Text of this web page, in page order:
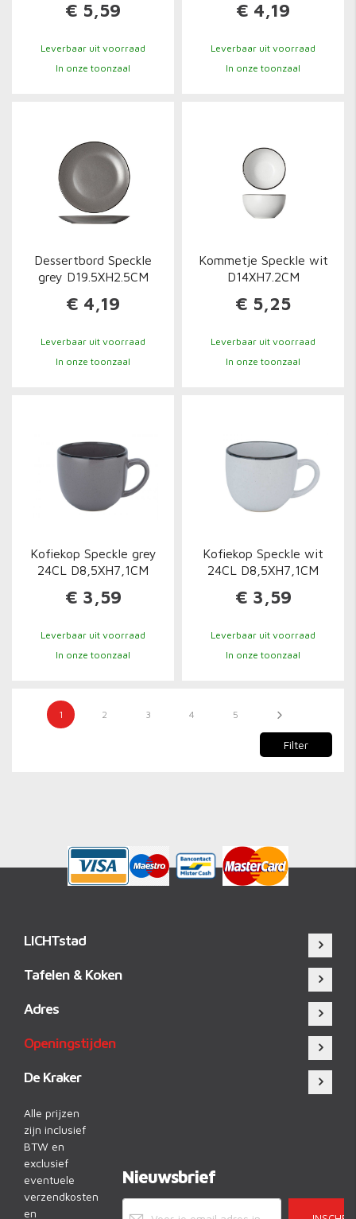
€ 5,59
Leverbaar uit voorraad
In onze toonzaal
€ 4,19
Leverbaar uit voorraad
In onze toonzaal
Dessertbord Speckle
grey D19.5XH2.5CM
€ 4,19
Leverbaar uit voorraad
In onze toonzaal
Kommetje Speckle wit
D14XH7.2CM
€ 5,25
Leverbaar uit voorraad
In onze toonzaal
Kofiekop Speckle grey
24CL D8,5XH7,1CM
€ 3,59
Leverbaar uit voorraad
In onze toonzaal
Kofiekop Speckle wit
24CL D8,5XH7,1CM
€ 3,59
Leverbaar uit voorraad
In onze toonzaal
Pagina
Je leest momenteel pagina
1 Pagina
2 Pagina
3 Pagina
4 Pagina
5
Filter
LICHTstad
Tafelen & Koken
Adres
Openingstijden
De Kraker
Alle prijzen
zijn inclusief
BTW en
exclusief
eventuele
verzendkosten
en
Nieuwsbrief